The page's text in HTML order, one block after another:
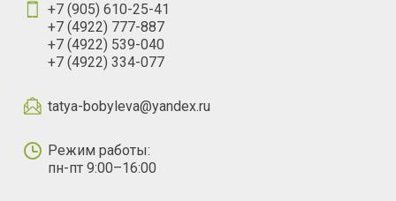
+7 (905) 610-25-41
+7 (4922) 777-887
+7 (4922) 539-040
+7 (4922) 334-077
tatya-bobyleva@yandex.ru
Режим работы:
пн-пт 9:00–16:00